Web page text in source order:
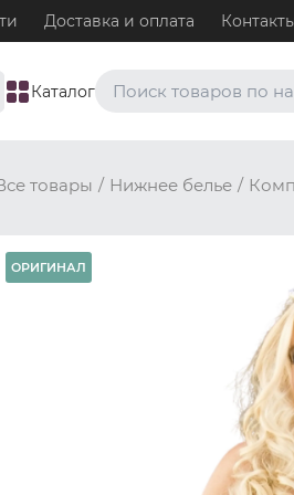
Доставка и оплата
Каталог
Нижнее белье / Трусы /
Нижнее белье / Трусы /
товары / Нижнее белье /
ОРИГИНАЛ